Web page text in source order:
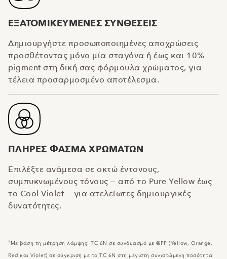
ΕΞΑΤΟΜΙΚΕΥΜΕΝΕΣ ΣΥΝΘΕΣΕΙΣ
Δημιουργήστε προσωποποιημένες αποχρώσεις
προσθέτοντας μόνο μία σταγόνα ή έως και 10%
pigment στη δική σας φόρμουλα χρώματος, για
τέλεια προσαρμοσμένο αποτέλεσμα.
ΠΛΗΡΕΣ ΦΑΣΜΑ ΧΡΩΜΑΤΩΝ
Επιλέξτε ανάμεσα σε οκτώ έντονους,
συμπυκνωμένους τόνους — από το Pure Yellow έως
το Cool Violet — για ατελείωτες δημιουργικές
δυνατότητες.
¹Με βάση τη μέτρηση λάμψης: TC 6N σε συνδυασμό με @PP (Yellow, Orange,
Red και Violet) σε σύγκριση με το TC 6N στη μέγιστη συνιστώμενη ποσότητα